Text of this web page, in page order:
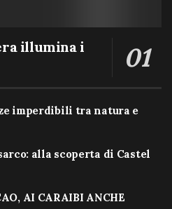
illumina i
imperdibili tra natura e
alla scoperta di Castel
AI CARAIBI ANCHE